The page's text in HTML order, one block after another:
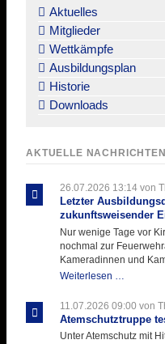
überspringen
Aktuelles
Mitglieder
Wettkämpfe
Ausbildungsplan
Historie
Downloads
AKTUELLE NACHRICHTEN
26.07.2026 13:14von
Letzter
zukunftsweisender
Nur wenige Tage vor
nochmal zur
Kameradinnen und
Weiterlesen …
für
der
Kirmes
11.07.2026 09:00 von
Atemschutztruppe
Unter Atemschutz mit